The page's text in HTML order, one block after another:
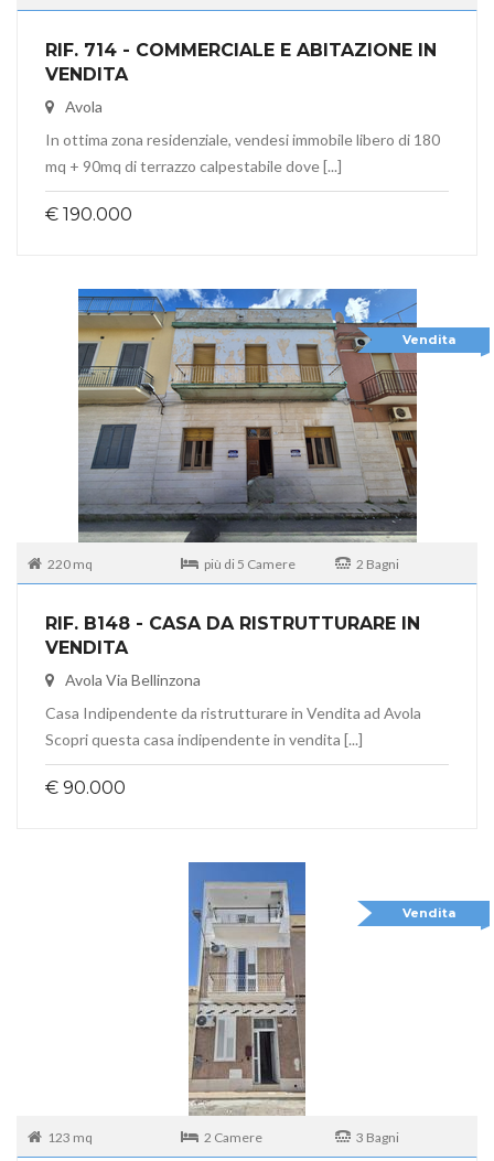
RIF. 714 - COMMERCIALE E ABITAZIONE IN
VENDITA
Avola
In ottima zona residenziale, vendesi immobile libero di 180
mq + 90mq di terrazzo calpestabile dove [...]
€ 190.000
Vendita
220 mq più di 5 Camere 2 Bagni
RIF. B148 - CASA DA RISTRUTTURARE IN
VENDITA
Avola Via Bellinzona
Casa Indipendente da ristrutturare in Vendita ad Avola
Scopri questa casa indipendente in vendita [...]
€ 90.000
Vendita
123 mq 2 Camere 3 Bagni